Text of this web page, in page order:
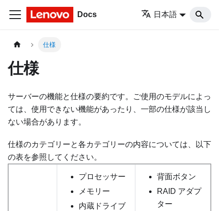
Docs 日本語
仕様
仕様
サーバーの機能と仕様の要約です。ご使用のモデルによっ
ては、使用できない機能があったり、一部の仕様が該当し
ない場合があります。
仕様のカテゴリーと各カテゴリーの内容については、以下
の表を参照してください。
プロセッサー
メモリー
内蔵ドライブ
背面ボタン
RAID アダプ
ター